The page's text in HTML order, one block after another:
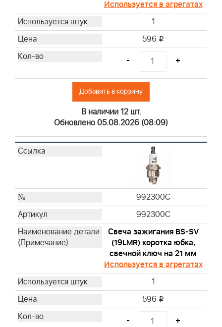
Используется в агрегатах
1
596 i
- +
Добавить в корзину
В наличии 12 шт.
Обновлено 05.08.2026 (08:09)
992300C
992300C
Свеча зажигания BS-SV
(19LMR) коротка юбка,
свечной ключ на 21 мм
Используется в агрегатах
1
596 i
- +